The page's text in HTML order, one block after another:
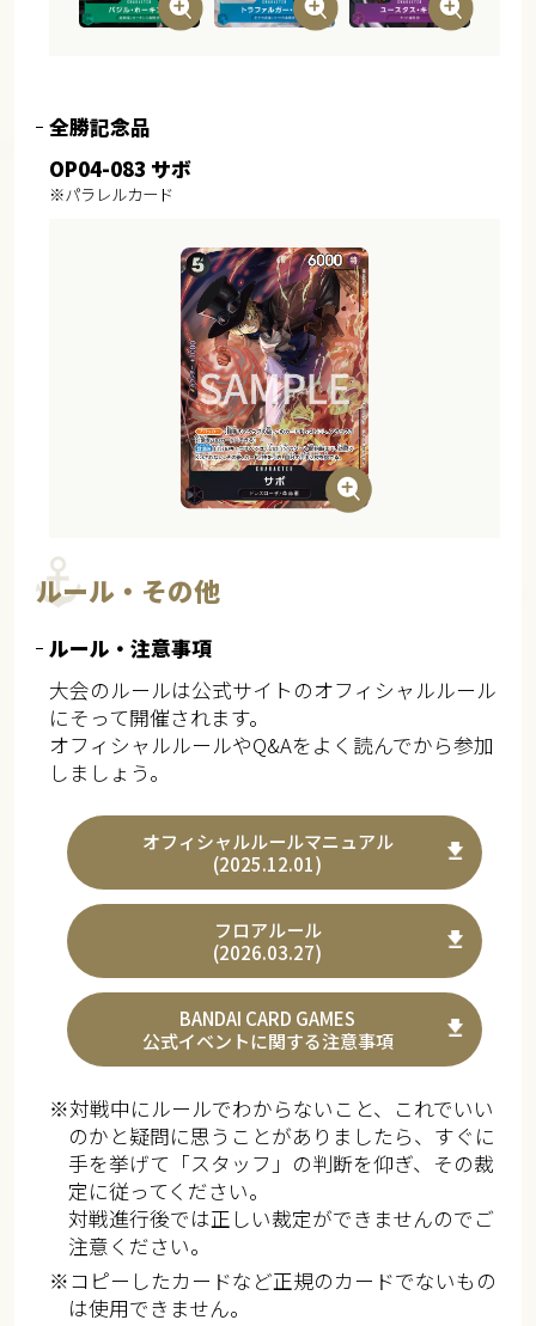
全勝記念品
OP04-083 サボ
※パラレルカード
ルール・その他
ルール・注意事項
大会のルールは公式サイトのオフィシャルルール
にそって開催されます。
オフィシャルルールやQ&Aをよく読んでから参加
しましょう。
オフィシャルルールマニュアル
(2025.12.01)
フロアルール
(2026.03.27)
BANDAI CARD GAMES
公式イベントに関する注意事項
※対戦中にルールでわからないこと、これでいい
のかと疑問に思うことがありましたら、すぐに
手を挙げて「スタッフ」の判断を仰ぎ、その裁
定に従ってください。
対戦進行後では正しい裁定ができませんのでご
注意ください。
※コピーしたカードなど正規のカードでないもの
は使用できません。